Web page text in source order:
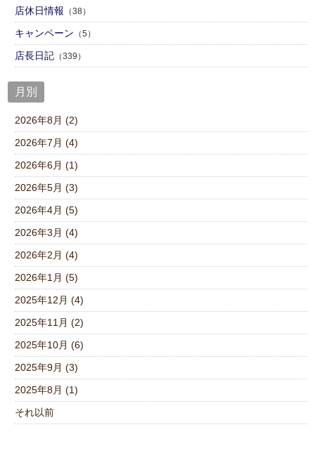
店休日情報 （38）
キャンペーン （5）
店⾧日記 （339）
月別
2026年8月 (2)
2026年7月 (4)
2026年6月 (1)
2026年5月 (3)
2026年4月 (5)
2026年3月 (4)
2026年2月 (4)
2026年1月 (5)
2025年12月 (4)
2025年11月 (2)
2025年10月 (6)
2025年9月 (3)
2025年8月 (1)
それ以前